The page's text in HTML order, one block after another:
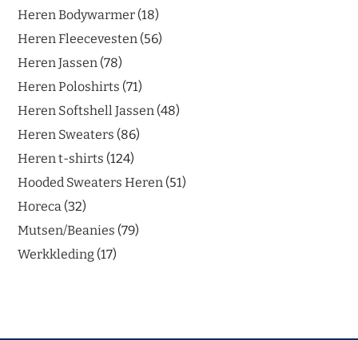
Heren Bodywarmer 18
Heren Fleecevesten 56
Heren Jassen 78
Heren Poloshirts 71
Heren Softshell Jassen 48
Heren Sweaters 86
Heren t-shirts 124
Hooded Sweaters Heren 51
Horeca 32
Mutsen/Beanies 79
Werkkleding 17